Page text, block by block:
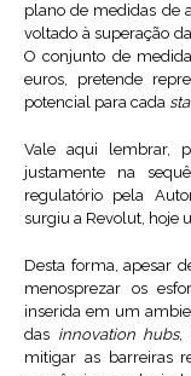
plano de medidas de
voltado à superação
O conjunto de
euros, pretende
potencial para cada
Vale aqui lembrar,
justamente na
regulatório pela
surgiu a Revolut, hoje
Desta forma, apesar
menosprezar os
inserida em um
das innovation hubs,
mitigar as barreiras